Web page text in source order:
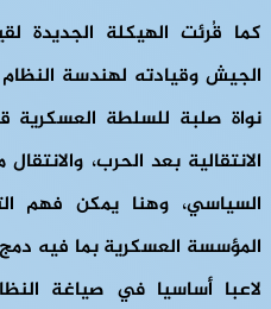
كما قُرئت الهيكلة
الجيش وقيادته لهندسة
نواة صلبة للسلطة العسكرية
الانتقالية بعد الحرب،
السياسي، وهنا يمكن فهم
المؤسسة العسكرية بما فيه دمج
لاعبا أساسيا في صياغة